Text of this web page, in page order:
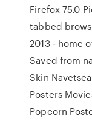
Firefox 75.0
tabbed
2013 - home
Saved from
Skin
Posters
Popcorn